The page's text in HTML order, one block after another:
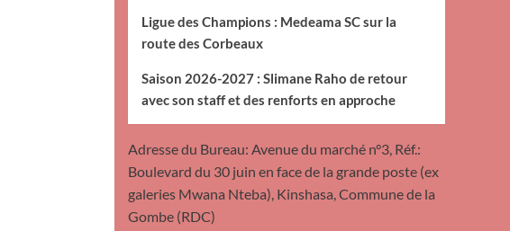
Ligue des Champions : Medeama SC sur la
route des Corbeaux
Saison 2026-2027 : Slimane Raho de retour
avec son staff et des renforts en approche
Adresse du Bureau: Avenue du marché n°3, Réf.:
Boulevard du 30 juin en face de la grande poste (ex
galeries Mwana Nteba), Kinshasa, Commune de la
Gombe (RDC)